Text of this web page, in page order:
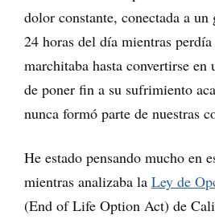
dolor constante, conectada a
24 horas del día mientras
marchitaba hasta convertirse en
de poner fin a su sufrimiento
nunca formó parte de nuestras
He estado pensando mucho en
mientras analizaba la Ley de
(End of Life Option Act) de